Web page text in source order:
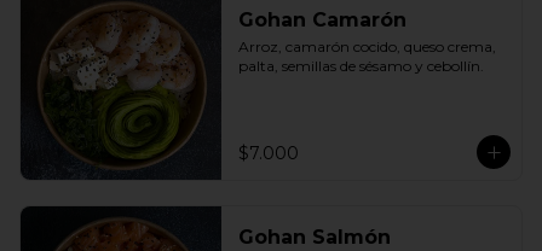
Gohan Camarón
Arroz, camarón cocido, queso crema,
palta, semillas de sésamo y cebollín.
$7.000
Gohan Salmón